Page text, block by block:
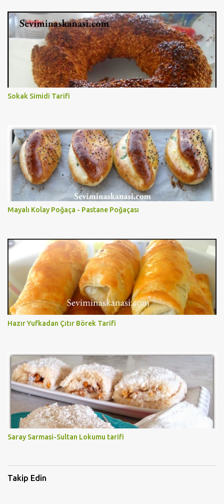
Sokak Simidi Tarifi
Mayalı Kolay Poğaça - Pastane Poğaçası
Hazır Yufkadan Çıtır Börek Tarifi
Saray Sarmasi-Sultan Lokumu tarifi
Takip Edin